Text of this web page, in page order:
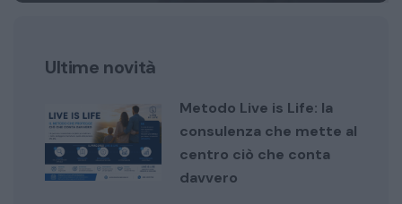
Ultime novità
Metodo Live is Life: la
consulenza che mette al
centro ciò che conta
davvero